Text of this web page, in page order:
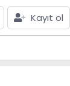
Kayıt ol